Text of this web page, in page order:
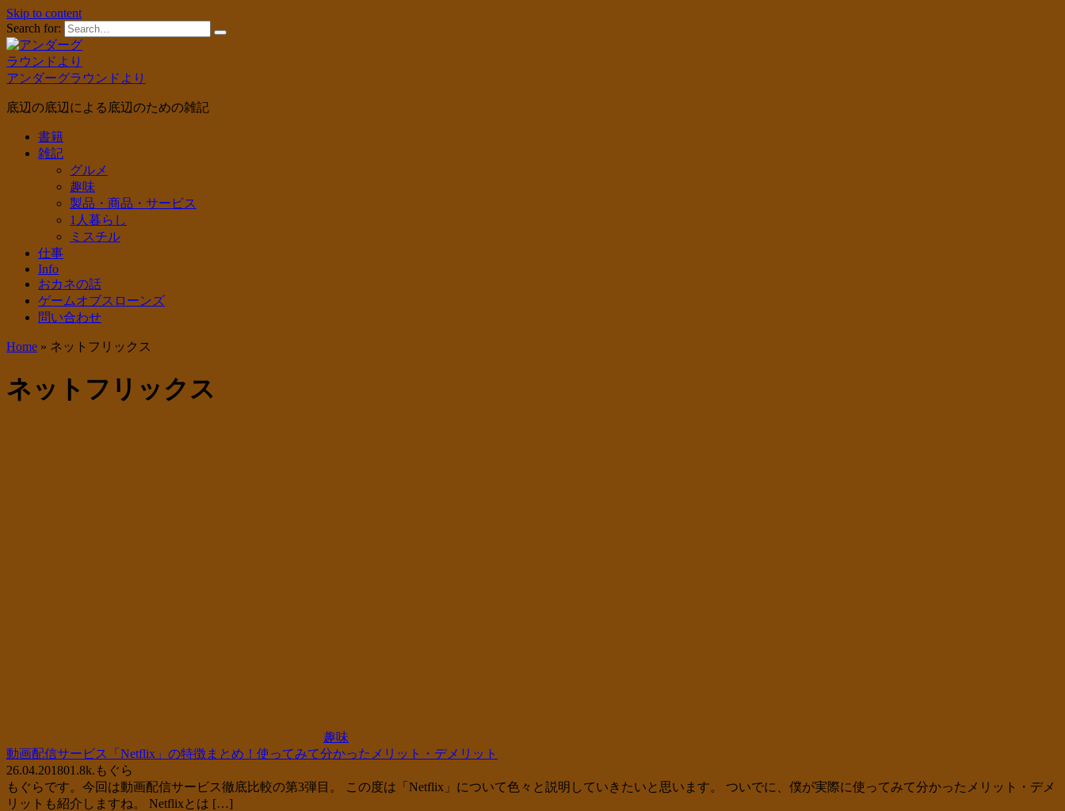
Skip to content
Search for:
アンダーグラウンドより
底辺の底辺による底辺のための雑記
書籍
雑記
グルメ
趣味
製品・商品・サービス
1人暮らし
ミスチル
仕事
Info
おカネの話
ゲームオブスローンズ
問い合わせ
Home » ネットフリックス
ネットフリックス
趣味
動画配信サービス「Netflix」の特徴まとめ！使ってみて分かったメリット・デメリット
26.04.201801.8k. もぐら
もぐらです。今回は動画配信サービス徹底比較の第3弾目。 この度は「Netflix」について色々と説明していきたいと思います。 ついでに、僕が実際に使ってみて分かったメリット・デメ
リットも紹介しますね。 Netflixとは […]